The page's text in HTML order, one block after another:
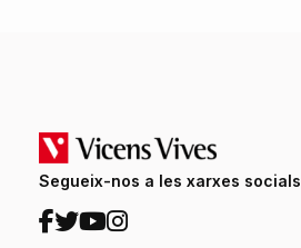
Segueix-nos a les xarxes socials